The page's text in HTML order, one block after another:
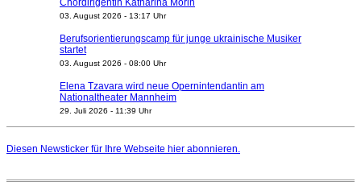
Chordirigentin Katharina Morin
03. August 2026 - 13:17 Uhr
Berufsorientierungscamp für junge ukrainische Musiker
startet
03. August 2026 - 08:00 Uhr
Elena Tzavara wird neue Opernintendantin am
Nationaltheater Mannheim
29. Juli 2026 - 11:39 Uhr
geht 2027
Kammerorchester Heilbronn: Chefdirigent Risto Joost
Diesen Newsticker für Ihre Webseite hier abonnieren.